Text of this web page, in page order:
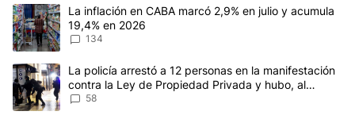
Este listado muestra los artículos con más comentarios en los
Un artículo de tendencia con el título "La inflación en CABA
La inflación en CABA marcó 2,9% en julio y acumula
19,4% en 2026
134
Un artículo de tendencia con el título "La policía arrestó a 12
La policía arrestó a 12 personas en la manifestación
contra la Ley de Propiedad Privada y hubo, al
menos, 3 agentes heridos
58